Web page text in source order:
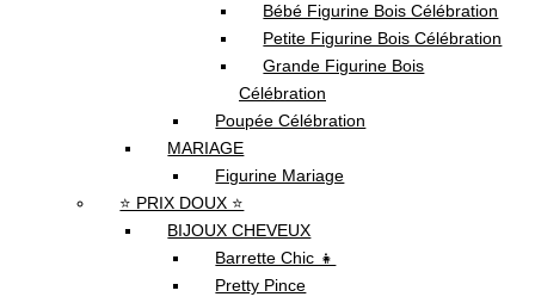
Bébé Figurine Bois Célébration
Petite Figurine Bois Célébration
Grande Figurine Bois
Célébration
Poupée Célébration
MARIAGE
Figurine Mariage
⭐ PRIX DOUX ⭐
BIJOUX CHEVEUX
Barrette Chic 👧
Pretty Pince